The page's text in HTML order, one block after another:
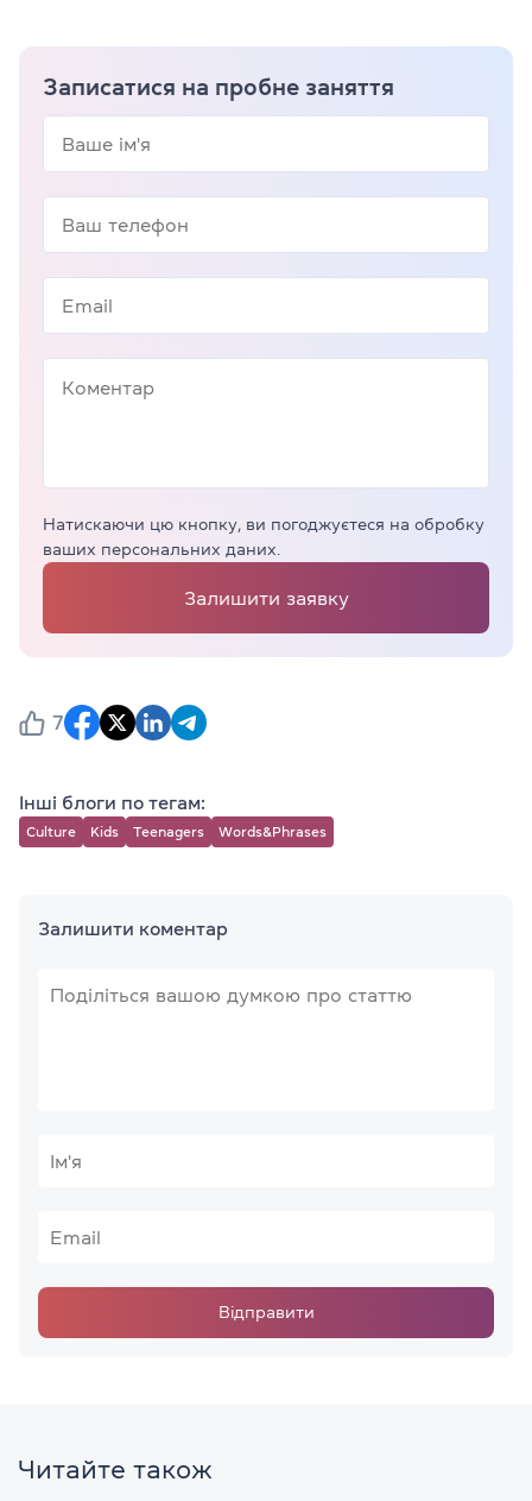
Записатися на пробне заняття
Натискаючи цю кнопку, ви погоджуєтеся на обробку
ваших персональних даних.
Залишити заявку
7
Інші блоги по тегам:
Culture Kids Teenagers Words&Phrases
Залишити коментар
Відправити
Читайте також